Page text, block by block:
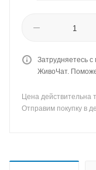
Затрудняетесь
ЖивоЧат.
Цена действительна
Отправим покупку в